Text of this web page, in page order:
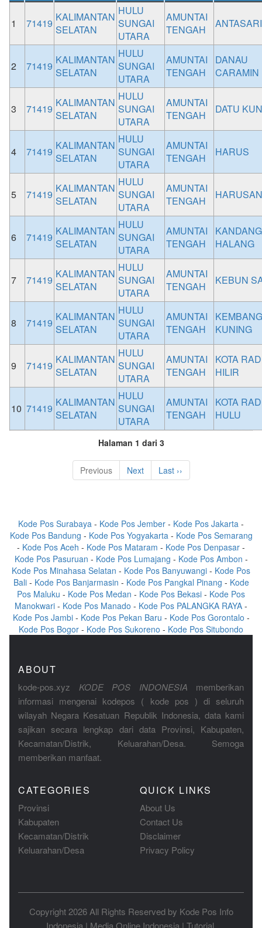
1 71419 KALIMANTAN
SELATAN
HULU
SUNGAI
UTARA
AMUNTAI
TENGAH
ANTASARI
2 71419 KALIMANTAN
SELATAN
HULU
SUNGAI
UTARA
AMUNTAI
TENGAH
DANAU
CARAMIN
3 71419 KALIMANTAN
SELATAN
HULU
SUNGAI
UTARA
AMUNTAI
TENGAH
DATU
4 71419 KALIMANTAN
SELATAN
HULU
SUNGAI
UTARA
AMUNTAI
TENGAH
HARUS
5 71419 KALIMANTAN
SELATAN
HULU
SUNGAI
UTARA
AMUNTAI
TENGAH
HARUSAN
6 71419 KALIMANTAN
SELATAN
HULU
SUNGAI
UTARA
AMUNTAI
TENGAH
KANDANG
HALANG
7 71419 KALIMANTAN
SELATAN
HULU
SUNGAI
UTARA
AMUNTAI
TENGAH
KEBUN
8 71419 KALIMANTAN
SELATAN
HULU
SUNGAI
UTARA
AMUNTAI
TENGAH
KEMBANG
KUNING
9 71419 KALIMANTAN
SELATAN
HULU
SUNGAI
UTARA
AMUNTAI
TENGAH
KOTA
HILIR
10 71419 KALIMANTAN
SELATAN
HULU
SUNGAI
UTARA
AMUNTAI
TENGAH
KOTA
HULU
Halaman 1 dari 3
Previous Next Last ››
Kode Pos Surabaya - Kode Pos Jember - Kode Pos Jakarta -
Kode Pos Bandung - Kode Pos Yogyakarta - Kode Pos Semarang
- Kode Pos Aceh - Kode Pos Mataram - Kode Pos Denpasar -
Kode Pos Pasuruan - Kode Pos Lumajang - Kode Pos Ambon -
Kode Pos Minahasa Selatan - Kode Pos Banyuwangi - Kode Pos
Bali- Kode Pos Banjarmasin - Kode Pos Pangkal Pinang - Kode
Pos Maluku - Kode Pos Medan - Kode Pos Bekasi - Kode Pos
Manokwari - Kode Pos Manado - Kode Pos PALANGKA RAYA -
Kode Pos Jambi- Kode Pos Pekan Baru - Kode Pos Gorontalo -
Kode Pos Bogor - Kode Pos Sukoreno - Kode Pos Situbondo
ABOUT
kode-pos.xyz KODE POS INDONESIA memberikan
informasi mengenai kodepos ( kode pos ) di seluruh
wilayah Negara Kesatuan Republik Indonesia, data kami
sajikan secara lengkap dari data Provinsi, Kabupaten,
Kecamatan/Distrik, Keluarahan/Desa. Semoga
memberikan manfaat.
CATEGORIES
Provinsi
Kabupaten
Kecamatan/Distrik
Keluarahan/Desa
QUICK LINKS
About Us
Contact Us
Disclaimer
Privacy Policy
Copyright 2026 All Rights Reserved by Kode Pos Info
Indonesia | Media Online Indonesia | Tutorial